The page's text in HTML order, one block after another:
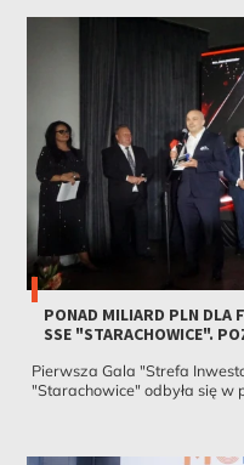
PONAD MILIARD PLN DLA
SSE "STARACHOWICE".
Pierwsza Gala "Strefa
"Starachowice" odbyła się w